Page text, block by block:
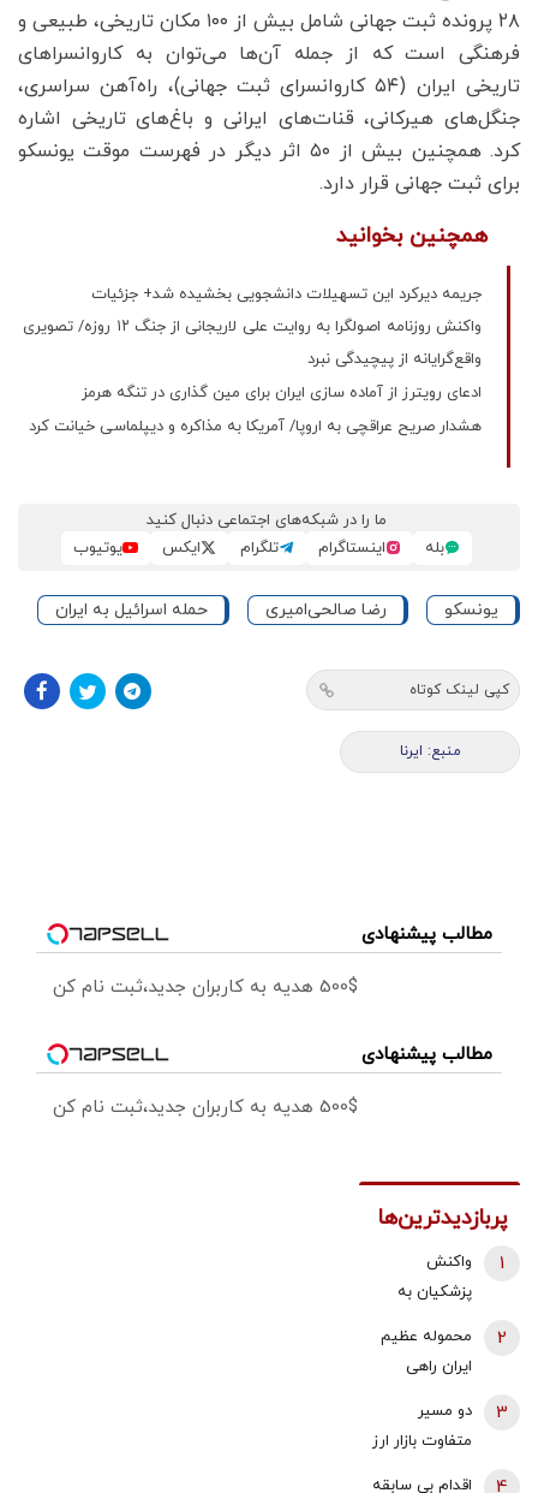
۲۸ پرونده ثبت جهانی شامل بیش از ۱۰۰ مکان تاریخی، طبیعی و
فرهنگی است که از جمله آن‌ها می‌توان به کاروانسراهای
تاریخی ایران (۵۴ کاروانسرای ثبت جهانی)، راه‌آهن سراسری،
جنگل‌های هیرکانی، قنات‌های ایرانی و باغ‌های تاریخی اشاره
کرد. همچنین بیش از ۵۰ اثر دیگر در فهرست موقت یونسکو
برای ثبت جهانی قرار دارد.
همچنین بخوانید
جریمه دیرکرد این تسهیلات دانشجویی بخشیده شد+ جزئیات
واکنش روزنامه اصولگرا به روایت علی لاریجانی از جنگ ۱۲ روزه/ تصویری
واقع‌گرایانه از پیچیدگی نبرد
ادعای رویترز از آماده سازی ایران برای مین گذاری در تنگه هرمز
هشدار صریح عراقچی به اروپا/ آمریکا به مذاکره و دیپلماسی خیانت کرد
ما را در شبکه‌های اجتماعی دنبال کنید
بله
اینستاگرام تلگرام ایکس یوتیوب
یونسکو رضا صالحی‌امیری حمله اسرائیل به ایران
کپی لینک کوتاه
منبع: ایرنا
مطالب پیشنهادی
500$ هدیه به کاربران جدید،ثبت نام کن
مطالب پیشنهادی
500$ هدیه به کاربران جدید،ثبت نام کن
پربازدیدترین‌ها
واکنش
پزشکیان به
دبیری شعام/
استعفا تایید
شد؟
1
محموله عظیم
ایران راهی
2
دو مسیر
متفاوت بازار ارز
3
اقدام بی سابقه 4